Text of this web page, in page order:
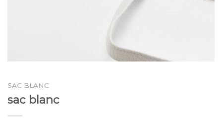
SAC BLANC
sac blanc